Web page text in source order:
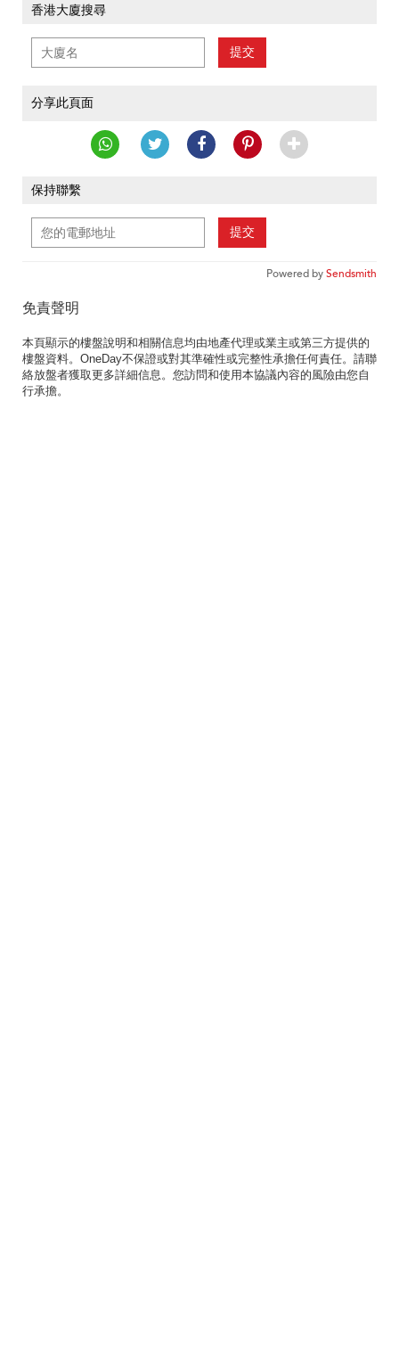
香港大廈搜尋
提交
分享此頁面
保持聯繫
提交
Powered bySendsmith
免責聲明
本頁顯示的樓盤說明和相關信息均由地產代理或業主或第三方提供的
樓盤資料。OneDay不保證或對其準確性或完整性承擔任何責任。請聯
絡放盤者獲取更多詳細信息。您訪問和使用本協議內容的風險由您自
行承擔。